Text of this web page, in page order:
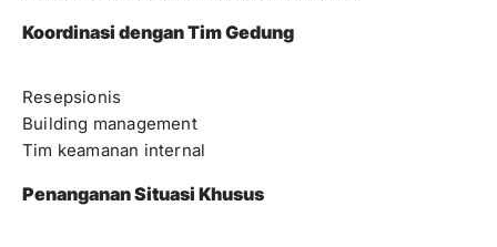
Koordinasi dengan Tim Gedung
Resepsionis
Building management
Tim keamanan internal
Penanganan Situasi Khusus